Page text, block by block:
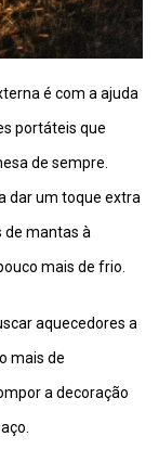
é com a ajuda
portáteis que
de sempre.
dar um toque extra
de mantas à
mais de frio.
aquecedores a
mais de
a decoração